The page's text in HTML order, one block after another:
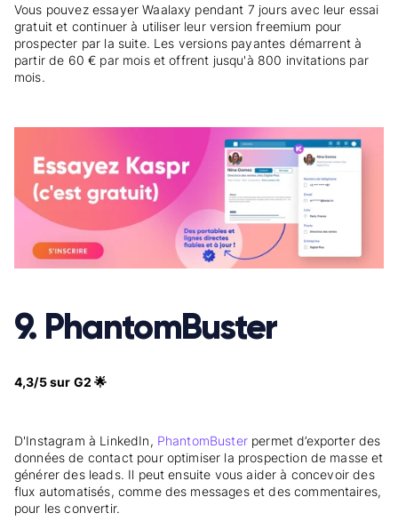
Vous pouvez essayer Waalaxy pendant 7 jours avec leur essai
gratuit et continuer à utiliser leur version freemium pour
prospecter par la suite. Les versions payantes démarrent à
partir de 60 € par mois et offrent jusqu'à 800 invitations par
mois.
9. PhantomBuster
4,3/5 sur G2 🌟
D'Instagram à LinkedIn, PhantomBusterpermet d’exporter des
données de contact pour optimiser la prospection de masse et
générer des leads. Il peut ensuite vous aider à concevoir des
flux automatisés, comme des messages et des commentaires,
pour les convertir.